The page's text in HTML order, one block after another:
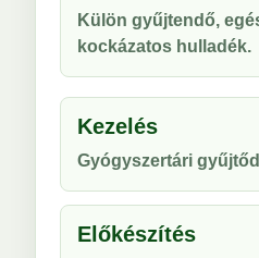
Külön gyűjtendő,
kockázatos hulladék.
Kezelés
Gyógyszertári
Előkészítés